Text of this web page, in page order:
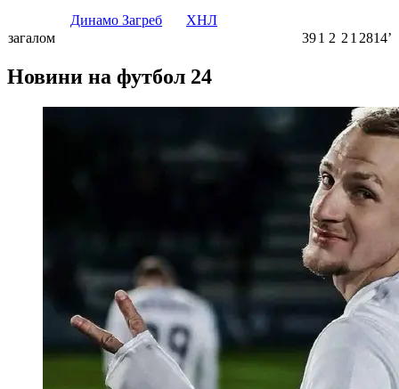
Динамо Загреб ХНЛ
загалом 391 2 2 1 2814ʼ
Новини на футбол 24